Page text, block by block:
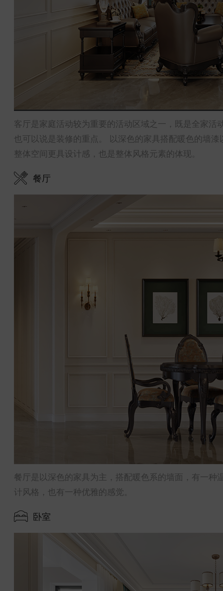
客厅是家庭活动较为重要的活动区域之一，既是全家
也可以说是装修的重点。 以深色的家具搭配暖色的墙
整体空间更具设计感，也是整体风格元素的体现。
餐厅
餐厅是以深色的家具为主，搭配暖色系的墙面，有一
计风格，也有一种优雅的感觉。
卧室